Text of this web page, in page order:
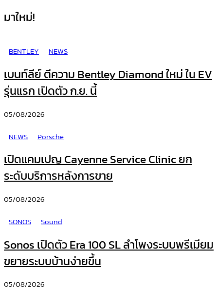
มาใหม่!
BENTLEY NEWS
เบนท์ลีย์ ตีความ Bentley Diamond ใหม่ ใน EV
รุ่นแรก เปิดตัว ก.ย. นี้
05/08/2026
NEWS
Porsche
เปิดแคมเปญ Cayenne Service Clinic ยก
ระดับบริการหลังการขาย
05/08/2026
SONOS
Sound
Sonos เปิดตัว Era 100 SL ลำโพงระบบพรีเมียม
ขยายระบบบ้านง่ายขึ้น
05/08/2026